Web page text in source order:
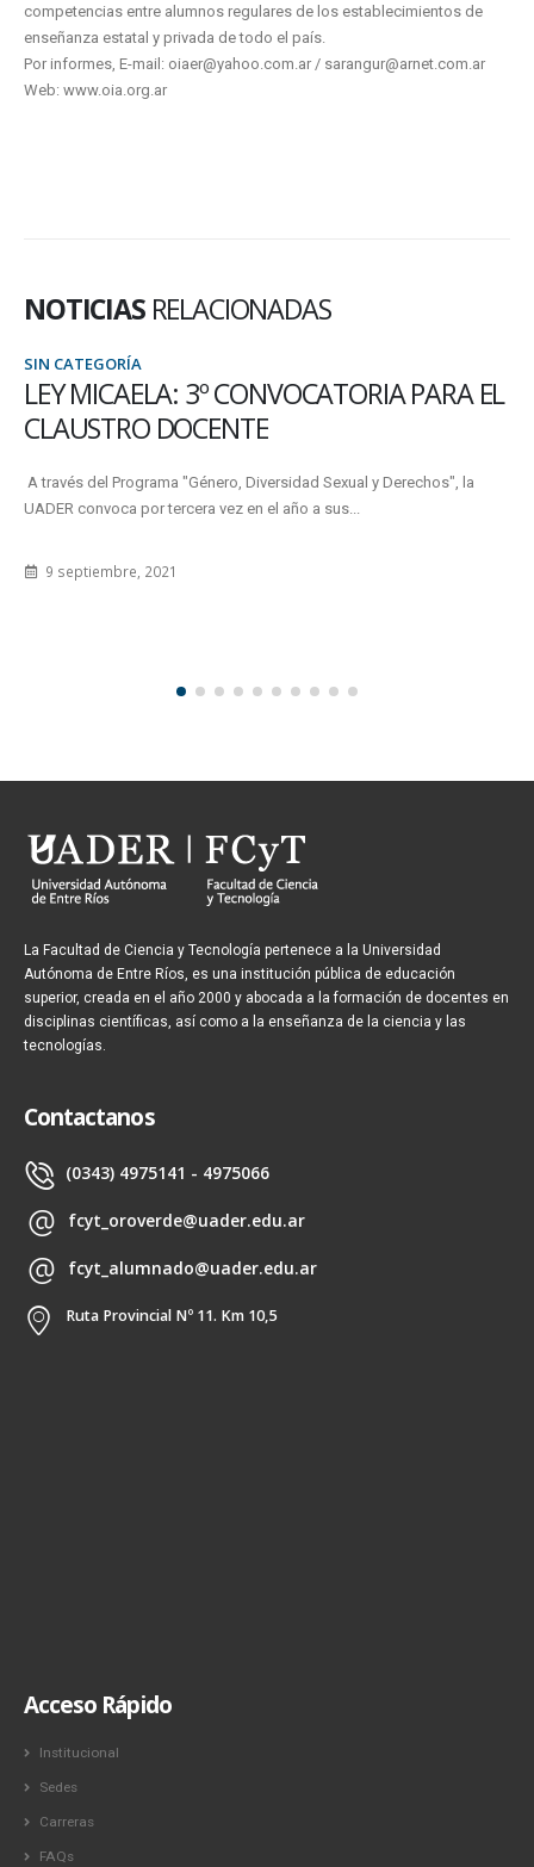
competencias entre alumnos regulares de los establecimientos de
enseñanza estatal y privada de todo el país.
Por informes, E-mail: oiaer@yahoo.com.ar / sarangur@arnet.com.ar
Web: www.oia.org.ar
NOTICIAS RELACIONADAS
SIN CATEGORÍA
LEY MICAELA: 3º CONVOCATORIA PARA EL
CLAUSTRO DOCENTE
A través del Programa "Género, Diversidad Sexual y Derechos", la
UADER convoca por tercera vez en el año a sus...
9 septiembre, 2021
La Facultad de Ciencia y Tecnología pertenece a la Universidad
Autónoma de Entre Ríos, es una institución pública de educación
superior, creada en el año 2000 y abocada a la formación de docentes en
disciplinas científicas, así como a la enseñanza de la ciencia y las
tecnologías.
Contactanos
(0343) 4975141 - 4975066
fcyt_oroverde@uader.edu.ar
fcyt_alumnado@uader.edu.ar
Ruta Provincial Nº 11. Km 10,5
Acceso Rápido
Institucional
Sedes
Carreras
FAQs